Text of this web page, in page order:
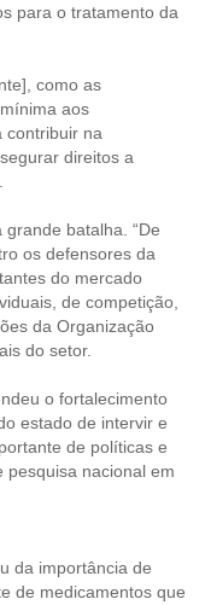
para o tratamento da
como as
aos
contribuir na
direitos a
batalha. “De
os defensores da
do mercado
de competição,
da Organização
do setor.
o fortalecimento
estado de intervir e
de políticas e
pesquisa nacional em
da importância de
de medicamentos que